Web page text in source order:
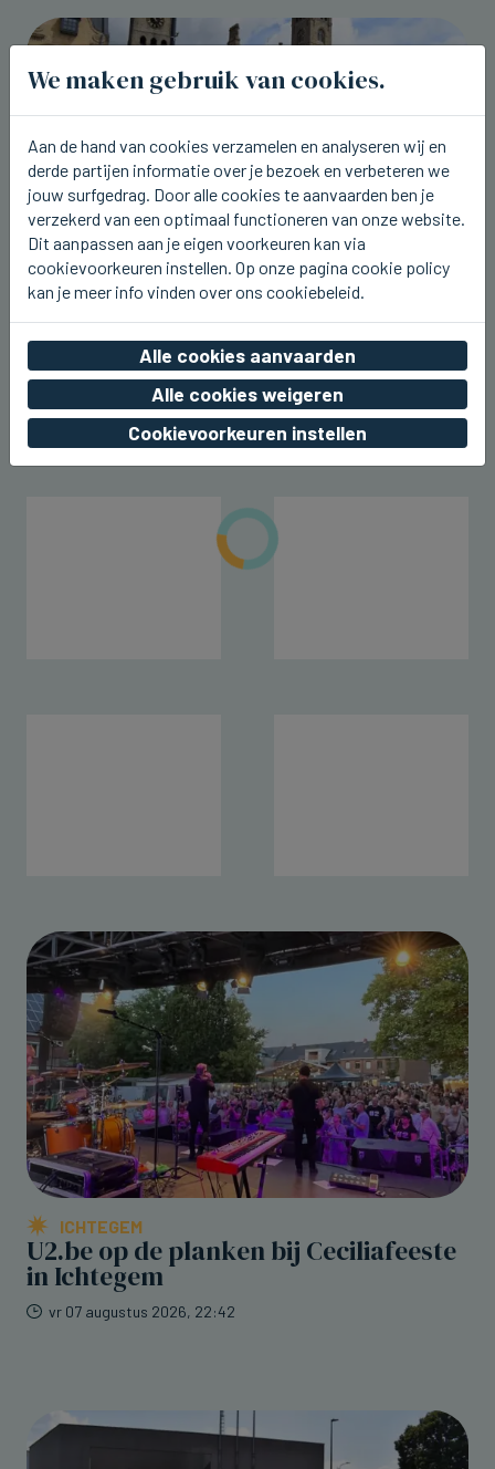
Dit weekend Streekbierenfestival in
Diksmuide
vr 07 augustus 2026, 23:14
ICHTEGEM
U2.be op de planken bij Ceciliafeeste
in Ichtegem
vr 07 augustus 2026, 22:42
We maken gebruik van cookies.
Aan de hand van cookies verzamelen en analyseren wij en
derde partijen informatie over je bezoek en verbeteren we
jouw surfgedrag. Door alle cookies te aanvaarden ben je
verzekerd van een optimaal functioneren van onze website.
Dit aanpassen aan je eigen voorkeuren kan via
cookievoorkeuren instellen. Op onze pagina cookie policy
kan je meer info vinden over ons cookiebeleid.
Alle cookies aanvaarden
Alle cookies weigeren
Cookievoorkeuren instellen